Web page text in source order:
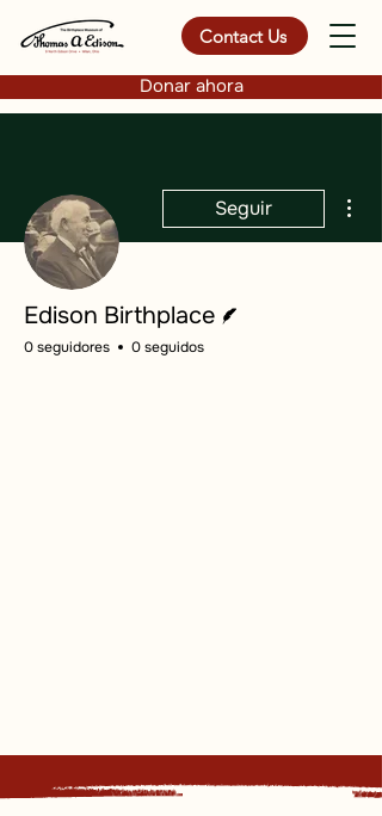
Contact Us
Donar ahora
Seguir
Edison Birthplace
0 seguidores 0 seguidos